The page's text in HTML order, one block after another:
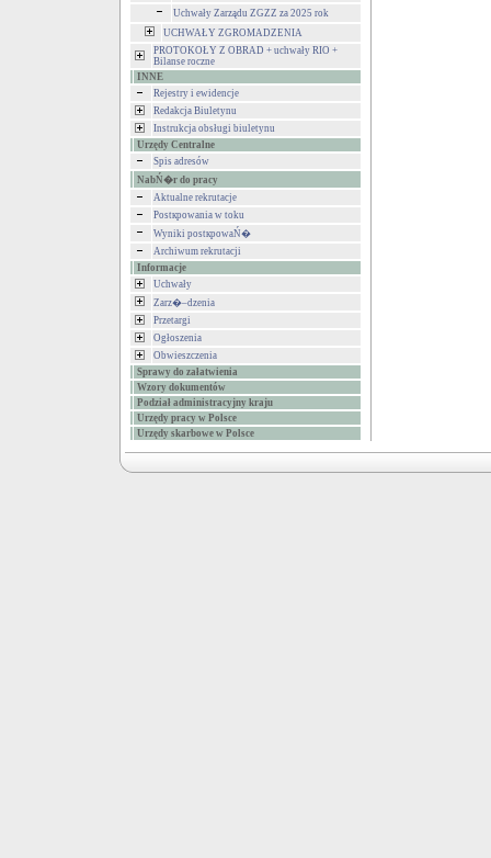
Uchwały Zarządu ZGZZ za 2025 rok
UCHWAŁY ZGROMADZENIA
PROTOKOŁY Z OBRAD + uchwały RIO +
Bilanse roczne
INNE
Rejestry i ewidencje
Redakcja Biuletynu
Instrukcja obsługi biuletynu
Urzędy Centralne
Spis adresów
NabŃ�r do pracy
Aktualne rekrutacje
Postкpowania w toku
Wyniki postкpowaŃ�
Archiwum rekrutacji
Informacje
Uchwały
Zarz�–dzenia
Przetargi
Ogłoszenia
Obwieszczenia
Sprawy do załatwienia
Wzory dokumentów
Podział administracyjny kraju
Urzędy pracy w Polsce
Urzędy skarbowe w Polsce